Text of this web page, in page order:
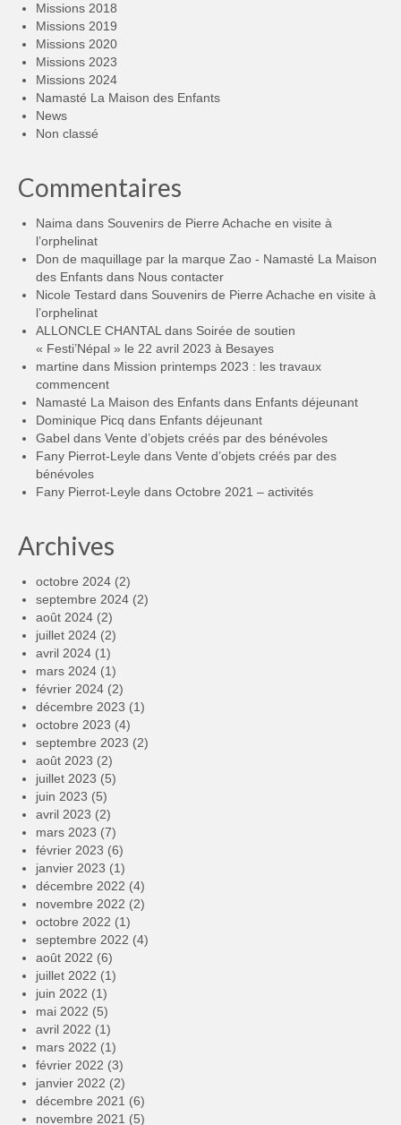
Missions 2018
Missions 2019
Missions 2020
Missions 2023
Missions 2024
Namasté La Maison des Enfants
News
Non classé
Commentaires
Naima dans Souvenirs de Pierre Achache en visite à
l’orphelinat
Don de maquillage par la marque Zao - Namasté La Maison
des Enfants dans Nous contacter
Nicole Testard dans Souvenirs de Pierre Achache en visite à
l’orphelinat
ALLONCLE CHANTAL dans Soirée de soutien
« Festi’Népal » le 22 avril 2023 à Besayes
martine dans Mission printemps 2023 : les travaux
commencent
Namasté La Maison des Enfants dans Enfants déjeunant
Dominique Picq dans Enfants déjeunant
Gabel dans Vente d’objets créés par des bénévoles
Fany Pierrot-Leyle dans Vente d’objets créés par des
bénévoles
Fany Pierrot-Leyle dans Octobre 2021 – activités
Archives
octobre 2024 (2)
septembre 2024 (2)
août 2024 (2)
juillet 2024 (2)
avril 2024 (1)
mars 2024 (1)
février 2024 (2)
décembre 2023 (1)
octobre 2023 (4)
septembre 2023 (2)
août 2023 (2)
juillet 2023 (5)
juin 2023 (5)
avril 2023 (2)
mars 2023 (7)
février 2023 (6)
janvier 2023 (1)
décembre 2022 (4)
novembre 2022 (2)
octobre 2022 (1)
septembre 2022 (4)
août 2022 (6)
juillet 2022 (1)
juin 2022 (1)
mai 2022 (5)
avril 2022 (1)
mars 2022 (1)
février 2022 (3)
janvier 2022 (2)
décembre 2021 (6)
novembre 2021 (5)